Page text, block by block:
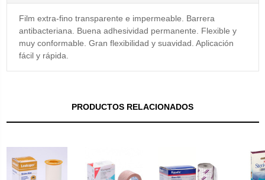
Film extra-fino transparente e impermeable. Barrera
antibacteriana. Buena adhesividad permanente. Flexible y
muy conformable. Gran flexibilidad y suavidad. Aplicación
fácil y rápida.
PRODUCTOS RELACIONADOS